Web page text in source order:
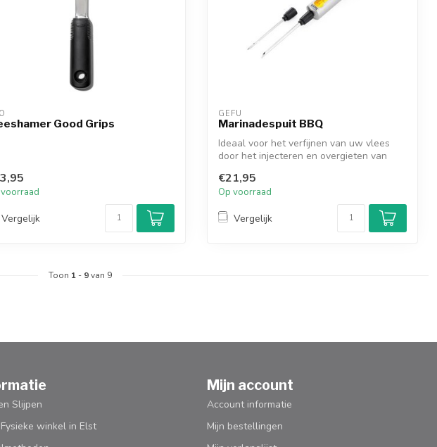
Good Grips
Vergelijk
GEFU
Marinadespuit BBQ
Ideaal voor het verfijnen van uw vlees
door het injecteren en overgieten van
€21,95
Op voorraad
Vergelijk
Toon 1 - 9van 9
Slijpen
winkel in Elst
Mijn account
Account informatie
Mijn bestellingen